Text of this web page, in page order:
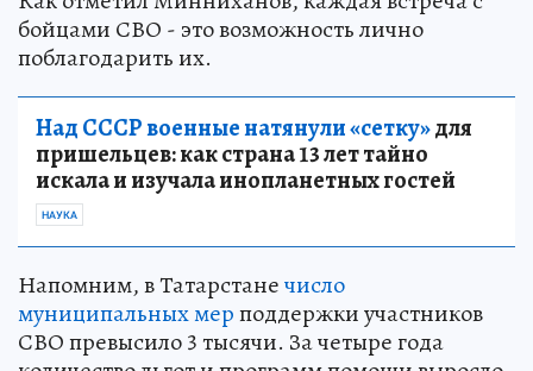
бойцами СВО - это возможность лично
поблагодарить их.
Над СССР военные натянули «сетку»для
пришельцев: как страна 13 лет тайно
искала и изучала инопланетных гостей
НАУКА
Напомним, в Татарстанечисло
муниципальных мерподдержки участников
СВО превысило 3 тысячи. За четыре года